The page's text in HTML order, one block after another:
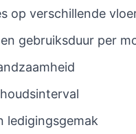
op verschillende
gebruiksduur per
ledigingsgemak